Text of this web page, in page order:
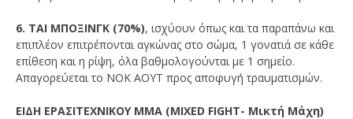
6. ΤΑΙ ΜΠΟΞΙΝΓΚ (70%), ισχύουν όπως και τα παραπάνω και
επιπλέον επιτρέπονται αγκώνας στο σώμα, 1 γονατιά σε κάθε
επίθεση και η ρίψη, όλα βαθμολογούνται με 1 σημείο.
Απαγορεύεται το ΝΟΚ ΑΟΥΤ προς αποφυγή τραυματισμών.
ΕΙΔΗ ΕΡΑΣΙΤΕΧΝΙΚΟΥ MMA (MIXED FIGHT- Μικτή Μάχη)